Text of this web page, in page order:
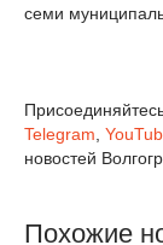
семи
Telegram
новостей
Похожие